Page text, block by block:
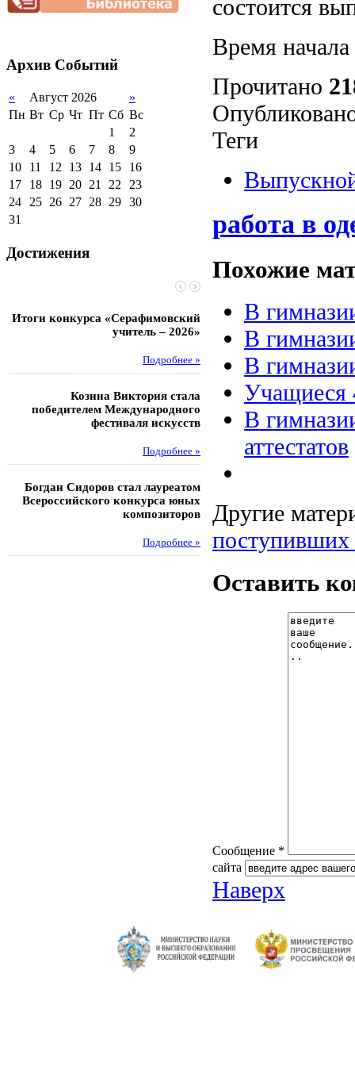
обучающихся
Международное
Организация питания в
образовательной
организации
2012-2013 уч.год
Архив Событий
« Август 2026
»
Пн Вт Ср Чт Пт Сб Вс
1
2
3
4 5 6 7 8
9
10
11 12 13 14 15
16
17
18 19 20 21 22 23
24 25 26 27 28 29 30
31
Достижения
Итоги конкурса «Серафимовский
учитель – 2026»
Подробнее »
Козина Виктория стала
победителем Международного
фестиваля искусств
Подробнее »
Богдан Сидоров стал лауреатом
Всероссийского конкурса юных
композиторов
Подробнее »
Чебаненко Глеб стал
областных
Музафаров Пётр стал
турнира
конкурса «За
подвиг
состоится
Время
Прочитано
Теги
работа в
Похожие
В
В
В
Учащиеся
В
аттестатов
Другие
поступивших
Оставить
Сообщение *
сайта
Наверх